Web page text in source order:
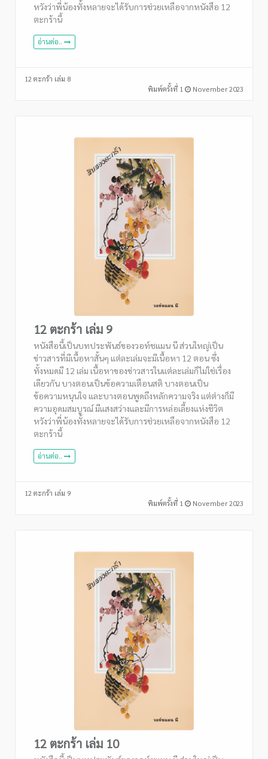
หวังว่าพี่น้องทั้งหลายจะได้รับการช่วยเหลือจากหนังสือ 12
ตะกร้านี้
อ่านต่อ..
12 ตะกร้า เล่ม 8
พิมพ์ครั้งที่ 1
November 2023
12 ตะกร้า เล่ม 9
หนังสือนี้เป็นบทประพันธ์ของวอท์ชแมน นี ส่วนใหญ่เป็น
ข่าวสารที่มีเนื้อหาสั้นๆ แต่ละเล่มจะมีเนื้อหา 12 ตอน ซึ่ง
ทั้งหมดมี 12 เล่ม เนื้อหาของข่าวสารในแต่ละเล่มก็ไม่ใช่เรื่อง
เดียวกัน บางตอนเป็นข้อความเตือนสติ บางตอนเป็น
ข้อความหนุนใจ และบางตอนพูดถึงหลักความจริง แต่ต่างก็มี
ความอุดมสมบูรณ์ มีแสงสว่างและมีการหล่อเลี้ยงแห่งชีวิต
หวังว่าพี่น้องทั้งหลายจะได้รับการช่วยเหลือจากหนังสือ 12
ตะกร้านี้
อ่านต่อ..
12 ตะกร้า เล่ม 9
พิมพ์ครั้งที่ 1
November 2023
12 ตะกร้า เล่ม 10